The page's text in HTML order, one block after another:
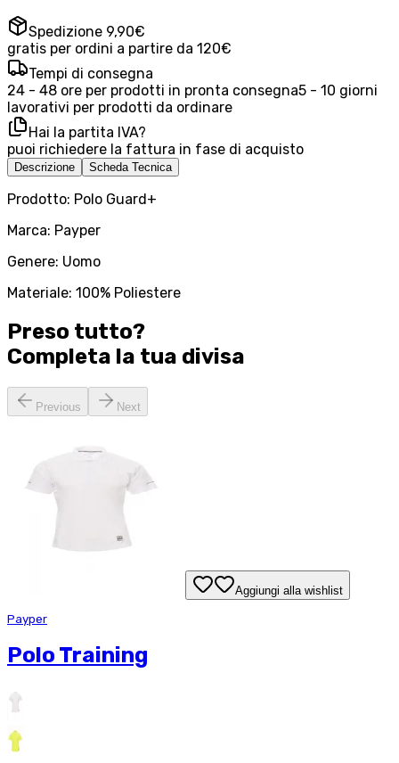
Spedizione 9,90€
gratis per ordini a partire da 120€
Tempi di consegna
24 - 48 ore per prodotti in pronta consegna5 - 10 giorni
lavorativi per prodotti da ordinare
Hai la partita IVA?
puoi richiedere la fattura in fase di acquisto
Descrizione Scheda Tecnica
Prodotto: Polo Guard+
Marca: Payper
Genere: Uomo
Materiale: 100% Poliestere
Preso tutto?
Completa la tua divisa
Previous Next
Aggiungi alla wishlist
Payper
Polo Training